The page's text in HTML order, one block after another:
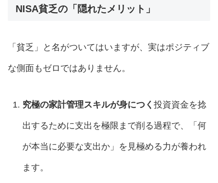
NISA貧乏の「隠れたメリット」
「貧乏」と名がついてはいますが、実はポジティブ
な側面もゼロではありません。
究極の家計管理スキルが身につく 投資資金を捻
出するために支出を極限まで削る過程で、「何
が本当に必要な支出か」を見極める力が養われ
ます。